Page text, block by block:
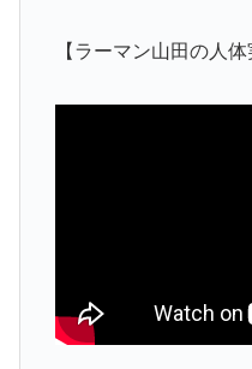
【ラーマン山田の人